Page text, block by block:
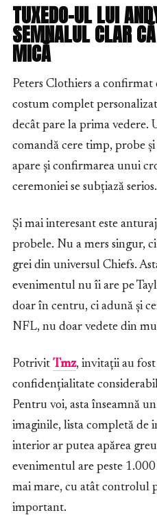
TUXEDO-UL LUI
SEMNALUL CLAR
MICĂ
Peters Clothiers a
costum complet
decât pare la prima vedere.
comandă cere timp, probe
apare și confirmarea unui
ceremoniei se subțiază serios.
Și mai interesant este
probele. Nu a mers singur,
grei din universul Chiefs.
evenimentul nu îi are pe
doar în centru, ci adună și
NFL, nu doar vedete din
Potrivit Tmz, invitații au
confidențialitate
Pentru voi, asta înseamnă
imaginile, lista completă de
interior ar putea apărea
evenimentul are peste
mai mare, cu atât controlul
important.